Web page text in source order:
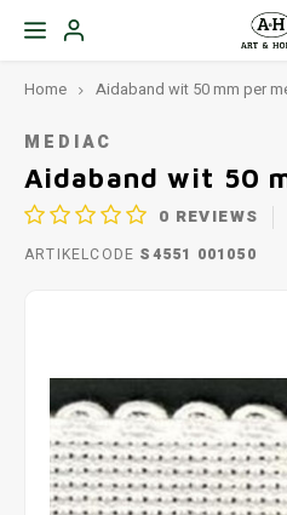
Home Aidaband wit 50 mm per
MEDIAC
Aidaband wit 50
0 REVIEWS
ARTIKELCODE S4551 001050